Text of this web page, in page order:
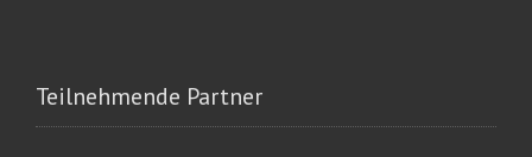
Teilnehmende Partner